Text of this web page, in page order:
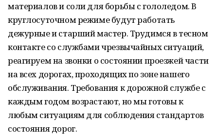
материалов и соли для борьбы с гололедом. В
круглосуточном режиме будут работать
дежурные и старший мастер. Трудимся в тесном
контакте со службами чрезвычайных ситуаций,
реагируем на звонки о состоянии проезжей части
на всех дорогах, проходящих по зоне нашего
обслуживания. Требования к дорожной службе с
каждым годом возрастают, но мы готовы к
любым ситуациям для соблюдения стандартов
состояния дорог.